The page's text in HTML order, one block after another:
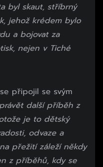
byl skaut, stříbrný
jehož krédem bylo
a bojovat za
nejen v Tiché
připojil se svým
další příběh z
je to dětský
odvaze a
přežití záleží někdy
z příběhů, kdy se